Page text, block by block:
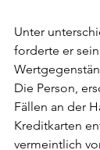
Unter
forderte er
Die Person,
Fällen an der
Kreditkarten
vermeintlich